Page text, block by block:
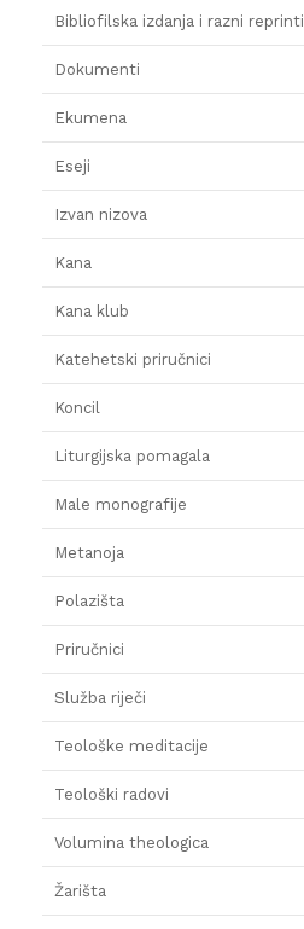
Bibliofilska izdanja i razni reprinti
Dokumenti
Ekumena
Eseji
Izvan nizova
Kana
Kana klub
Katehetski priručnici
Koncil
Liturgijska pomagala
Male monografije
Metanoja
Polazišta
Priručnici
Služba riječi
Teološke meditacije
Teološki radovi
Volumina theologica
Žarišta